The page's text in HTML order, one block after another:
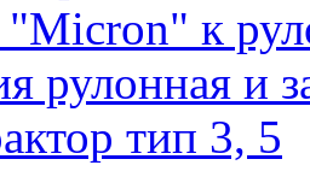
"Micron" к
рулонная и
тип 3, 5